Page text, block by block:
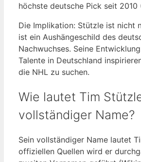
höchste deutsche Pick seit 2010
Die Implikation: Stützle ist nicht
ist ein Aushängeschild des
Nachwuchses. Seine
Talente in Deutschland
die NHL zu suchen.
Wie lautet Tim
vollständiger Name?
Sein vollständiger Name lautet
offiziellen Quellen wird er